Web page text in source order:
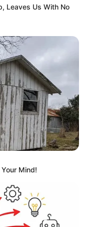
3 października
się w
pracuje tam
sprawę
Leaves Us With No
Mind!